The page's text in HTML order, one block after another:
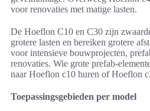
voor renovaties met matige lasten.
De Hoeflon C10 en C30 zijn
grotere lasten en bereiken grotere
voor intensieve bouwprojecten,
renovaties. Wie grote prefab-
naar Hoeflon c10 huren of Hoeflon
Toepassingsgebieden per model